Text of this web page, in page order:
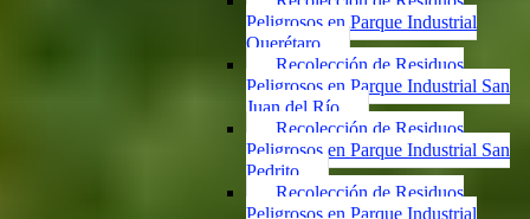
Peligrosos en Parque Industrial
Querétaro
Recolección de Residuos
Peligrosos en Parque Industrial San
Juan del Río
Recolección de Residuos
Peligrosos en Parque Industrial San
Pedrito
Recolección de Residuos
Peligrosos en Parque Industrial